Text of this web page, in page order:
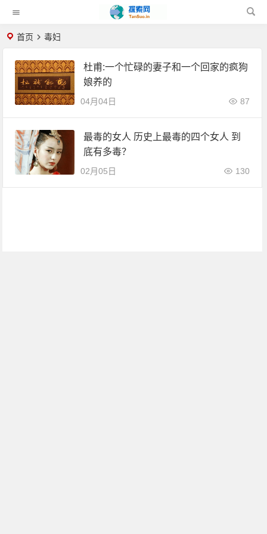
首页 毒妇
杜甫:一个忙碌的妻子和一个回家的疯狗
娘养的
04月04日 87
最毒的女人 历史上最毒的四个女人 到
底有多毒？
02月05日 130